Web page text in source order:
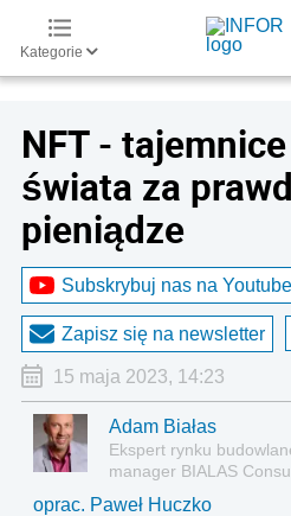
Kategorie
NFT -
świata za
pieniądze
Subskrybuj nas na Youtube
Zapisz się na newsletter
15 maja 2023, 14:23
Adam Białas
Ekspert rynku
manager BIALAS
oprac. Paweł Huczko